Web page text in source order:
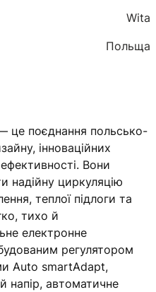
Wita
Польща
це поєднання польсько-
інноваційних
Вони
надійну циркуляцію
теплої підлоги та
тихо й
електронне
регулятором
Auto smartAdapt,
напір, автоматичне